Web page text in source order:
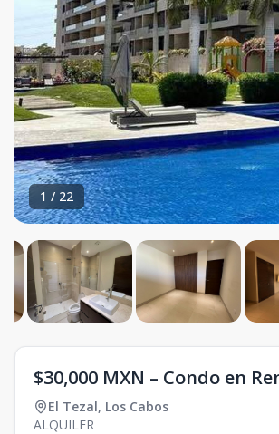
1 / 22
$30,000 MXN – Condo en
El Tezal, Los Cabos
ALQUILER